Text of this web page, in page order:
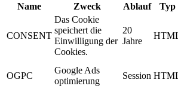
Name Zweck Ablauf Typ
CONSENT
Das Cookie
speichert die
Einwilligung der
Cookies.
20
Jahre
OGPC
Google Ads
optimierung
Session